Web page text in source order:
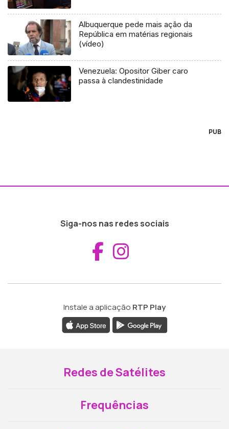
Albuquerque pede mais ação da
República em matérias regionais
(vídeo)
Venezuela: Opositor Giber caro
passa à clandestinidade
PUB
Siga-nos nas redes sociais
Aceder ao
Instale a aplicação RTP Play
Redes de Satélites
Frequências